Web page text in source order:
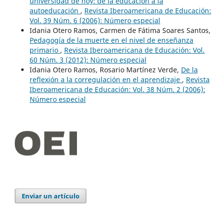
autoeducación , Revista Iberoamericana de Educación:
Vol. 39 Núm. 6 (2006): Número especial
Idania Otero Ramos, Carmen de Fátima Soares Santos,
Pedagogía de la muerte en el nivel de enseñanza
primario , Revista Iberoamericana de Educación: Vol.
60 Núm. 3 (2012): Número especial
Idania Otero Ramos, Rosario Martínez Verde, De la
reflexión a la corregulación en el aprendizaje , Revista
Iberoamericana de Educación: Vol. 38 Núm. 2 (2006):
Número especial
Enviar un artículo